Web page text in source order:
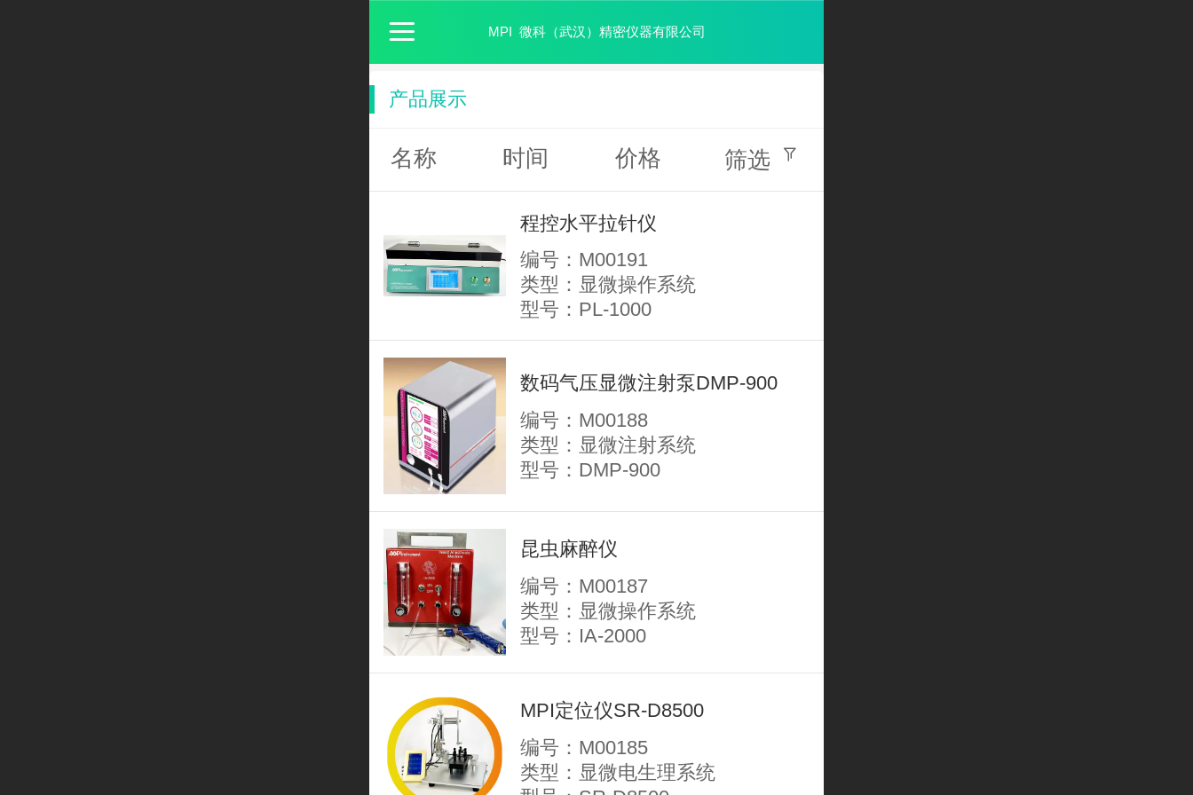
MPI 微科（武汉）精密仪器有限公司
产品展示
名称 时间 价格 筛选
程控水平拉针仪
编号：M00191
类型：显微操作系统
型号：PL-1000
数码气压显微注射泵DMP-900
编号：M00188
类型：显微注射系统
型号：DMP-900
昆虫麻醉仪
编号：M00187
类型：显微操作系统
型号：IA-2000
MPI定位仪SR-D8500
编号：M00185
类型：显微电生理系统